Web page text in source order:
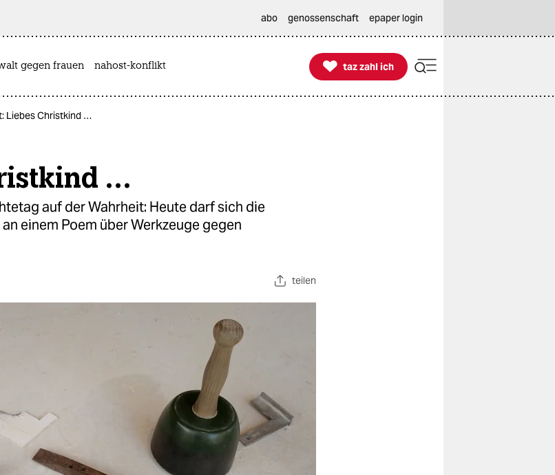
abo genossenschaft epaper login
gegen frauen nahost-konflikt 
taz zahl ich
taz zahl ich
Liebes Christkind …
…
auf der Wahrheit: Heute darf sich die
einem Poem über Werkzeuge gegen
teilen